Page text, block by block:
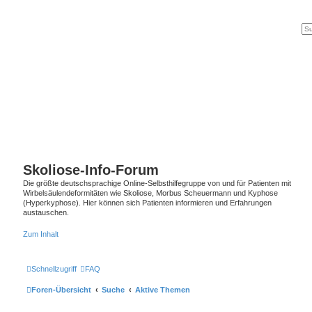
Skoliose-Info-Forum
Die größte deutschsprachige Online-Selbsthilfegruppe von und für Patienten mit
Wirbelsäulendeformitäten wie Skoliose, Morbus Scheuermann und Kyphose
(Hyperkyphose). Hier können sich Patienten informieren und Erfahrungen
austauschen.
Zum Inhalt
Schnellzugriff FAQ
Foren-Übersicht Suche Aktive Themen